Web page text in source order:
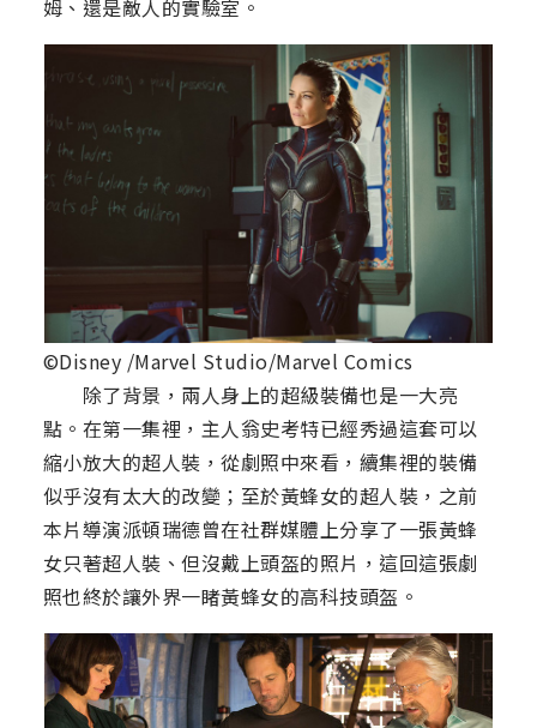
姆、還是敵人的實驗室。
©Disney /Marvel Studio/Marvel Comics
除了背景，兩人身上的超級裝備也是一大亮
點。在第一集裡，主人翁史考特已經秀過這套可以
縮小放大的超人裝，從劇照中來看，續集裡的裝備
似乎沒有太大的改變；至於黃蜂女的超人裝，之前
本片導演派頓瑞德曾在社群媒體上分享了一張黃蜂
女只著超人裝、但沒戴上頭盔的照片，這回這張劇
照也終於讓外界一睹黃蜂女的高科技頭盔。